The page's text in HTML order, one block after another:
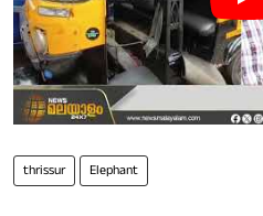
thrissur Elephant